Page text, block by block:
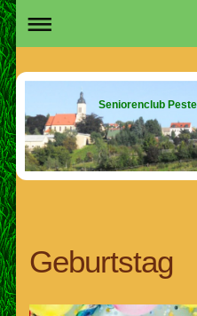
Seniorenclub
Geburtstag